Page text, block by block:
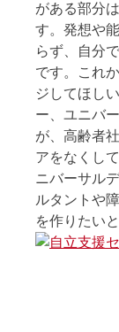
がある部分
す。発想や
らず、自分
です。これ
ジしてほし
ー、ユニバ
が、高齢者
アをなくし
ニバーサル
ルタントや
を作りたい